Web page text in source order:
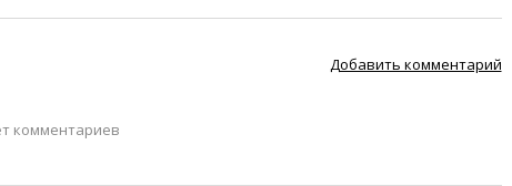
Добавить комментарий
комментариев